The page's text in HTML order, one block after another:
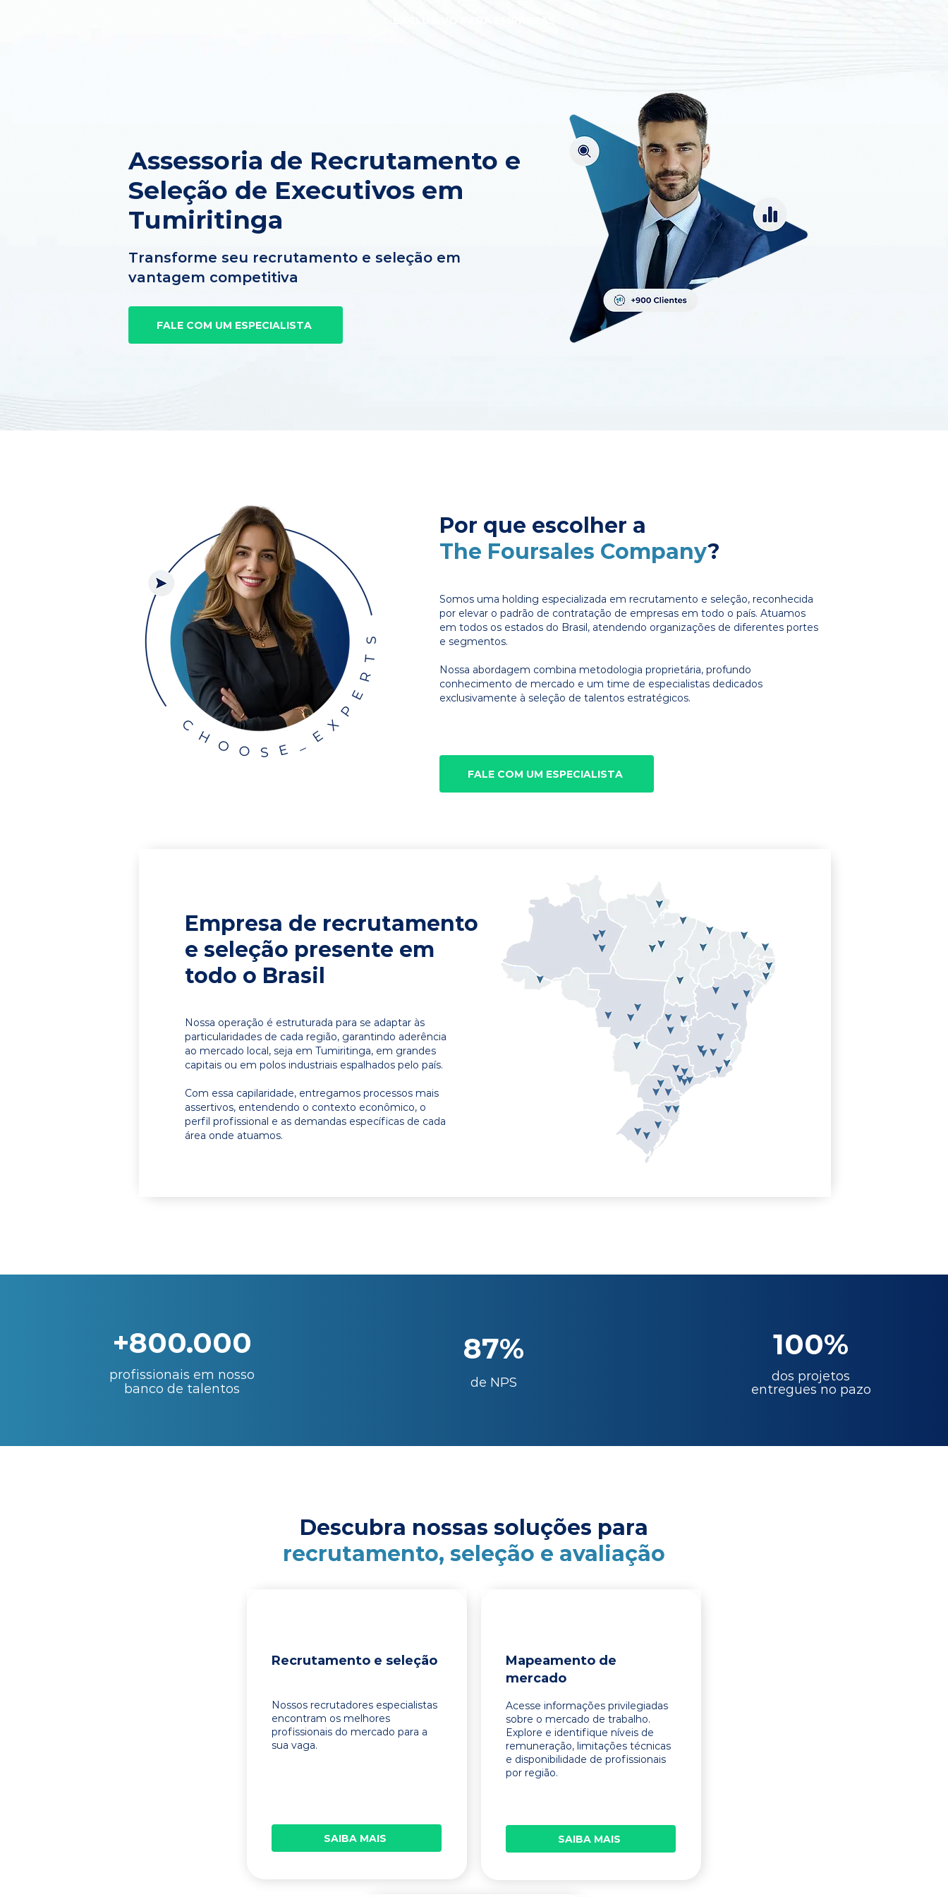
Assessoria de Recrutamento e
Seleção de Executivos em
Tumiritinga
Transforme seu recrutamento e seleção em
vantagem competitiva
FALE COM UM ESPECIALISTA
Por que escolher a
The Foursales Company?
Somos uma holding especializada em recrutamento e seleção, reconhecida
por elevar o padrão de contratação de empresas em todo o país. Atuamos
em todos os estados do Brasil, atendendo organizações de diferentes portes
e segmentos.
Nossa abordagem combina metodologia proprietária, profundo
conhecimento de mercado e um time de especialistas dedicados
exclusivamente à seleção de talentos estratégicos.
FALE COM UM ESPECIALISTA
Empresa de recrutamento
e seleção presente em
todo o Brasil
Nossa operação é estruturada para se adaptar às
particularidades de cada região, garantindo aderência
ao mercado local, seja em Tumiritinga, em grandes
capitais ou em polos industriais espalhados pelo país.
Com essa capilaridade, entregamos processos mais
assertivos, entendendo o contexto econômico, o
perfil profissional e as demandas específicas de cada
área onde atuamos.
+800.000
profissionais em nosso
banco de talentos
87%
de NPS
100%
dos projetos
entregues no pazo
Descubra nossas soluções para
recrutamento, seleção e avaliação
Recrutamento e seleção
Nossos recrutadores especialistas
encontram os melhores
profissionais do mercado para a
sua vaga.
SAIBA MAIS
Mapeamento de
mercado
Acesse informações privilegiadas
sobre o mercado de trabalho.
Explore e identifique níveis de
remuneração, limitações técnicas
e disponibilidade de profissionais
por região.
SAIBA MAIS